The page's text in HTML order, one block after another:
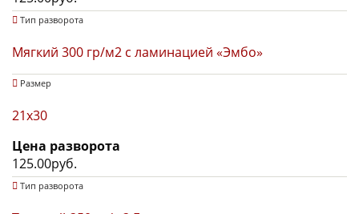
Тип разворота
Мягкий 300 гр/м2 с ламинацией «Эмбо»
Размер
21x30
Цена разворота
125.00руб.
Тип разворота